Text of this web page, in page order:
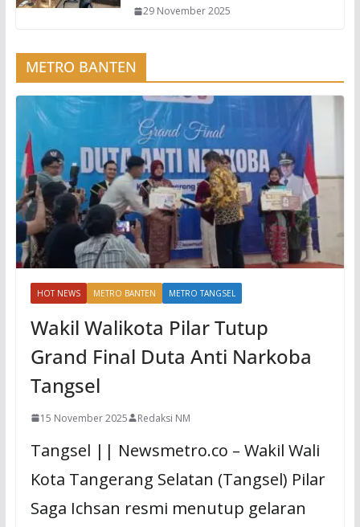
29 November 2025
METRO BANTEN
HOT NEWS METRO BANTEN METRO TANGSEL
Wakil Walikota Pilar Tutup
Grand Final Duta Anti Narkoba
Tangsel
15 November 2025 Redaksi NM
Tangsel || Newsmetro.co – Wakil Wali
Kota Tangerang Selatan (Tangsel) Pilar
Saga Ichsan resmi menutup gelaran